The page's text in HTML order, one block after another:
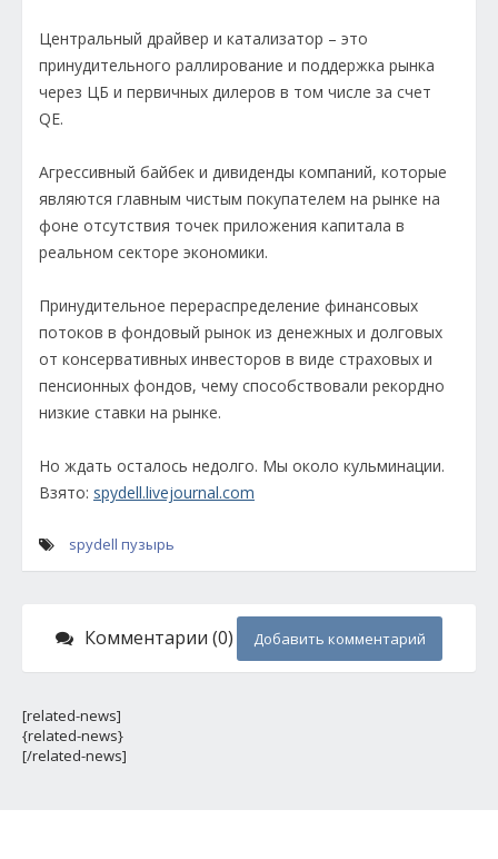
Центральный драйвер и катализатор – это
принудительного раллирование и поддержка рынка
через ЦБ и первичных дилеров в том числе за счет
QE.
Агрессивный байбек и дивиденды компаний, которые
являются главным чистым покупателем на рынке на
фоне отсутствия точек приложения капитала в
реальном секторе экономики.
Принудительное перераспределение финансовых
потоков в фондовый рынок из денежных и долговых
от консервативных инвесторов в виде страховых и
пенсионных фондов, чему способствовали рекордно
низкие ставки на рынке.
Но ждать осталось недолго. Мы около кульминации.
Взято: spydell.livejournal.com
spydell пузырь
Комментарии (0) Добавить комментарий
[related-news]
{related-news}
[/related-news]